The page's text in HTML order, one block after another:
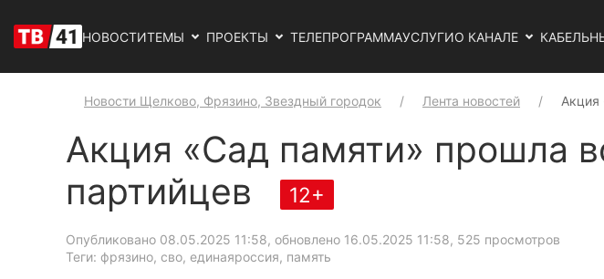
НОВОСТИТЕМЫ ПРОЕКТЫ ТЕЛЕПРОГРАММАУСЛУГИО КАНАЛЕ
Новости Щелково, Фрязино, Звездный городок Лента новостей Акция
Акция «Сад памяти» прошла
партийцев
12+
Опубликовано 08.05.2025 11:58, обновлено 16.05.2025 11:58, 525 просмотров
Теги: фрязино, сво, единаяроссия, память